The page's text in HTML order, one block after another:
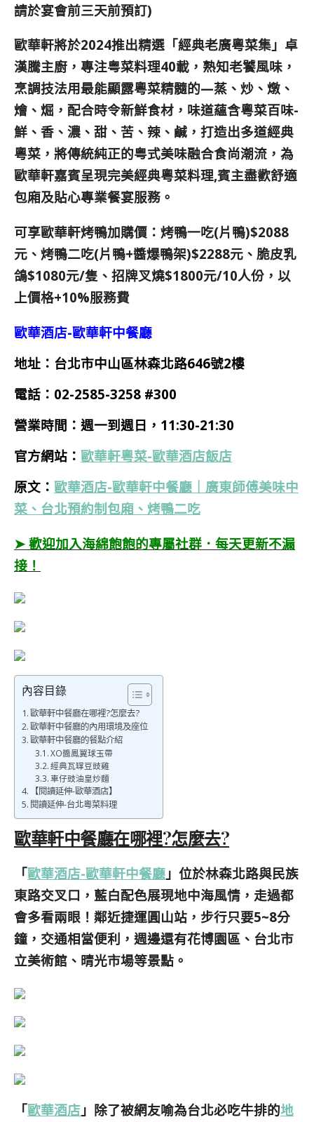
請於宴會前三天前預訂)
歐華軒將於2024推出精選「經典老廣粵菜集」卓
漢騰主廚，專注粤菜料理40載，熟知老饕風味，
烹調技法用最能顯露粵菜精髓的—蒸、炒、燉、
燴、煀，配合時令新鮮食材，味道蘊含粵菜百味-
鮮、香、濃、甜、苦、辣、鹹，打造出多道經典
粵菜，將傳統純正的粤式美味融合食尚潮流，為
歐華軒嘉賓呈現完美經典粵菜料理,賓主盡歡舒適
包廂及貼心專業餐宴服務。
可享歐華軒烤鴨加購價：烤鴨一吃(片鴨)$2088
元、烤鴨二吃(片鴨+醬爆鴨架)$2288元、 脆皮乳
鴿$1080元/隻、 招牌叉燒$1800元/10人份，以
上價格+10%服務費
歐華酒店-歐華軒中餐廳
地址：台北市中山區林森北路646號2樓
電話： 02-2585-3258 #300
營業時間：週一到週日，11:30-21:30
官方網站： 歐華軒粵菜-歐華酒店飯店
原文： 歐華酒店-歐華軒中餐廳｜廣東師傅美味中
菜、台北預約制包廂、烤鴨二吃
➤ 歡迎加入海綿飽飽的專屬社群．每天更新不漏
接！
內容目錄
歐華軒中餐廳在哪裡?怎麼去?
歐華軒中餐廳的內用環境及座位
歐華軒中餐廳的餐點介紹
XO醬鳳翼球玉帶
經典瓦罉豆豉雞
車仔豉油皇炒麵
【閱讀延伸-歐華酒店】
閱讀延伸-台北粵菜料理
歐華軒中餐廳在哪裡?怎麼去?
「歐華酒店-歐華軒中餐廳 」位於林森北路與民族
東路交叉口，藍白配色展現地中海風情，走過都
會多看兩眼！鄰近捷運圓山站，步行只要5~8分
鐘，交通相當便利，週邊還有花博園區、台北市
立美術館、晴光市場等景點。
「歐華酒店 」除了被網友喻為台北必吃牛排的地